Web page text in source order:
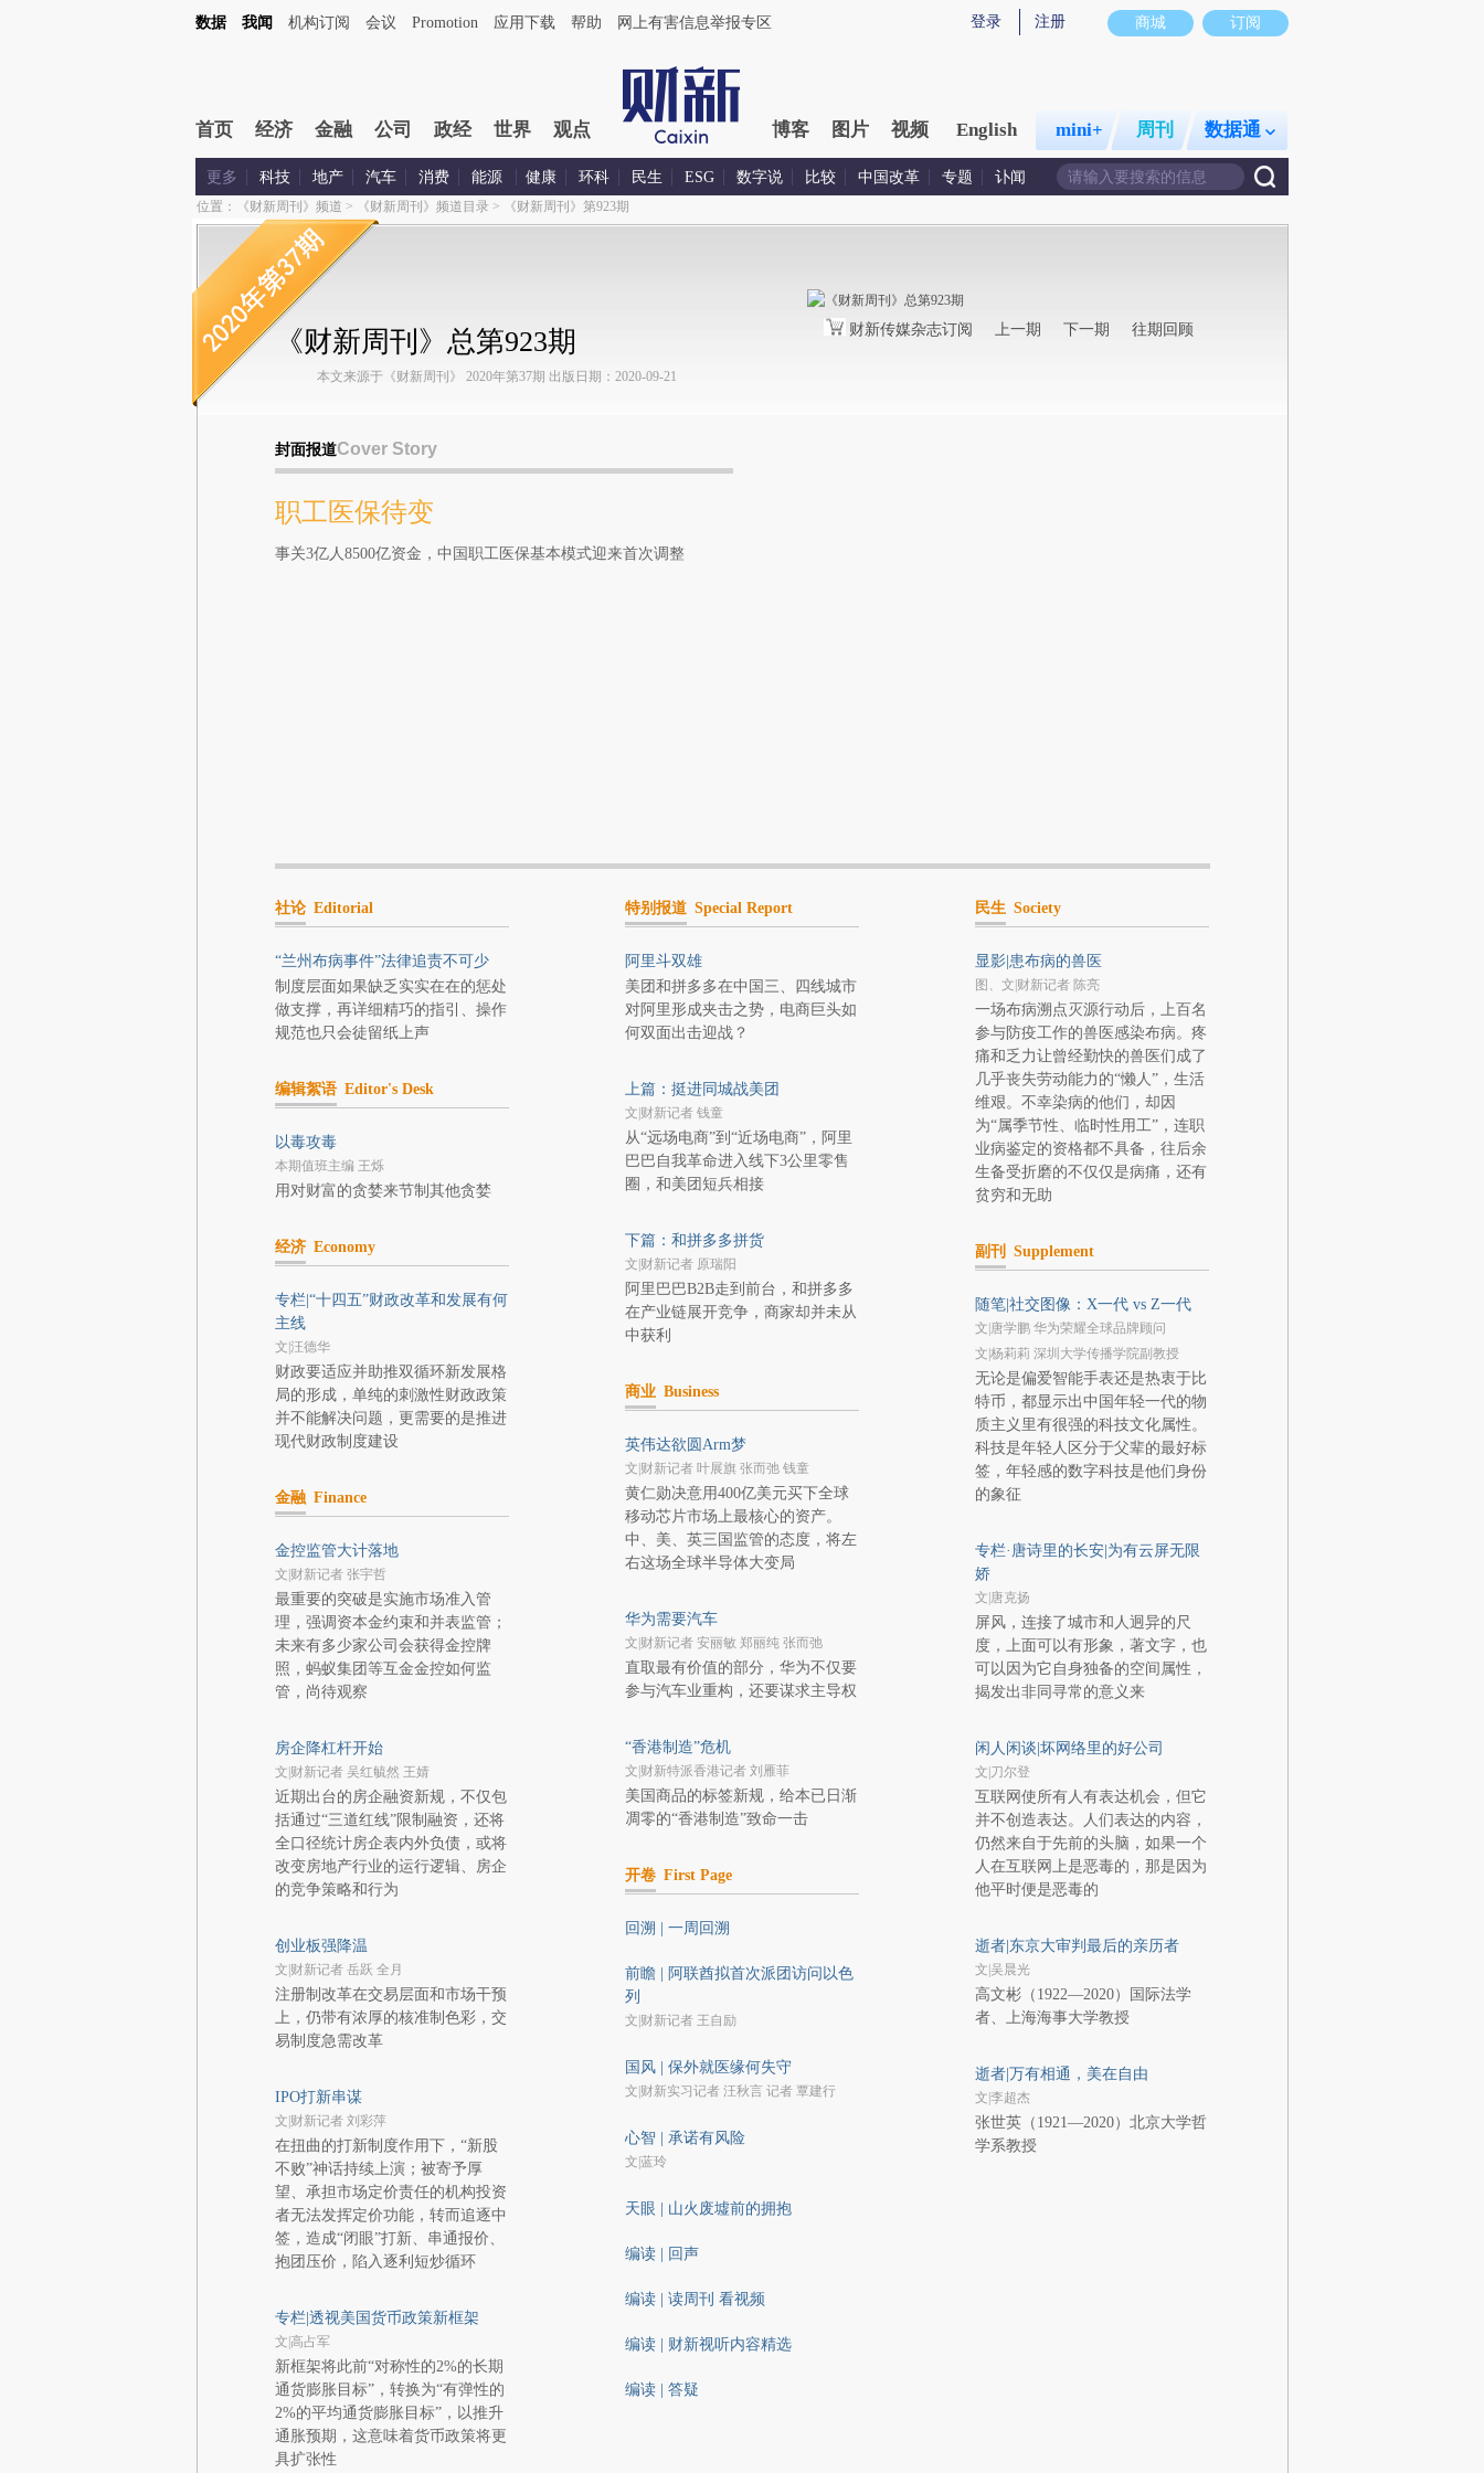
商城 订阅
登录 注册
数据 我闻 机构订阅 会议 Promotion 应用下载 帮助 网上有害信息举报专区
首页 经济 金融 公司 政经 世界 观点 博客 图片 视频 English mini+ 周刊 数据通
更多 科技 地产 汽车 消费 能源 健康 环科 民生 ESG 数字说 比较 中国改革 专题 讣闻
位置： 《财新周刊》频道 > 《财新周刊》频道目录> 《财新周刊》第923期
《财新周刊》总第923期
本文来源于《财新周刊》 2020年第37期 出版日期：2020-09-21
封面报道Cover Story
职工医保待变
事关3亿人8500亿资金，中国职工医保基本模式迎来首次调整
财新传媒杂志订阅 上一期 下一期 往期回顾
社论 Editorial
“兰州布病事件”法律追责不可少
制度层面如果缺乏实实在在的惩处
做支撑，再详细精巧的指引、操作
规范也只会徒留纸上声
编辑絮语 Editor's Desk
以毒攻毒
本期值班主编 王烁
用对财富的贪婪来节制其他贪婪
经济 Economy
专栏|“十四五”财政改革和发展有何
主线
文|汪德华
财政要适应并助推双循环新发展格
局的形成，单纯的刺激性财政政策
并不能解决问题，更需要的是推进
现代财政制度建设
金融 Finance
金控监管大计落地
文|财新记者 张宇哲
最重要的突破是实施市场准入管
理，强调资本金约束和并表监管；
未来有多少家公司会获得金控牌
照，蚂蚁集团等互金金控如何监
管，尚待观察
房企降杠杆开始
文|财新记者 吴红毓然 王婧
近期出台的房企融资新规，不仅包
括通过“三道红线”限制融资，还将
全口径统计房企表内外负债，或将
改变房地产行业的运行逻辑、房企
的竞争策略和行为
创业板强降温
文|财新记者 岳跃 全月
注册制改革在交易层面和市场干预
上，仍带有浓厚的核准制色彩，交
易制度急需改革
IPO打新串谋
文|财新记者 刘彩萍
在扭曲的打新制度作用下，“新股
不败”神话持续上演；被寄予厚
望、承担市场定价责任的机构投资
者无法发挥定价功能，转而追逐中
签，造成“闭眼”打新、串通报价、
抱团压价，陷入逐利短炒循环
专栏|透视美国货币政策新框架
文|高占军
新框架将此前“对称性的2%的长期
通货膨胀目标”，转换为“有弹性的
2%的平均通货膨胀目标”，以推升
通胀预期，这意味着货币政策将更
具扩张性
特别报道 Special Report
阿里斗双雄
美团和拼多多在中国三、四线城市
对阿里形成夹击之势，电商巨头如
何双面出击迎战？
上篇：挺进同城战美团
文|财新记者 钱童
从“远场电商”到“近场电商”，阿里
巴巴自我革命进入线下3公里零售
圈，和美团短兵相接
下篇：和拼多多拼货
文|财新记者 原瑞阳
阿里巴巴B2B走到前台，和拼多多
在产业链展开竞争，商家却并未从
中获利
商业 Business
英伟达欲圆Arm梦
文|财新记者 叶展旗 张而弛 钱童
黄仁勋决意用400亿美元买下全球
移动芯片市场上最核心的资产。
中、美、英三国监管的态度，将左
右这场全球半导体大变局
华为需要汽车
文|财新记者 安丽敏 郑丽纯 张而弛
直取最有价值的部分，华为不仅要
参与汽车业重构，还要谋求主导权
“香港制造”危机
文|财新特派香港记者 刘雁菲
美国商品的标签新规，给本已日渐
凋零的“香港制造”致命一击
开卷 First Page
回溯 | 一周回溯
前瞻 | 阿联酋拟首次派团访问以色
列
文|财新记者 王自励
国风 | 保外就医缘何失守
文|财新实习记者 汪秋言 记者 覃建行
心智 | 承诺有风险
文|蓝玲
天眼 | 山火废墟前的拥抱
编读 | 回声
编读 | 读周刊 看视频
编读 | 财新视听内容精选
编读 | 答疑
民生 Society
显影|患布病的兽医
图、文|财新记者 陈亮
一场布病溯点灭源行动后，上百名
参与防疫工作的兽医感染布病。疼
痛和乏力让曾经勤快的兽医们成了
几乎丧失劳动能力的“懒人”，生活
维艰。不幸染病的他们，却因
为“属季节性、临时性用工”，连职
业病鉴定的资格都不具备，往后余
生备受折磨的不仅仅是病痛，还有
贫穷和无助
副刊 Supplement
随笔|社交图像：X一代 vs Z一代
文|唐学鹏 华为荣耀全球品牌顾问
文|杨莉莉 深圳大学传播学院副教授
无论是偏爱智能手表还是热衷于比
特币，都显示出中国年轻一代的物
质主义里有很强的科技文化属性。
科技是年轻人区分于父辈的最好标
签，年轻感的数字科技是他们身份
的象征
专栏·唐诗里的长安|为有云屏无限
娇
文|唐克扬
屏风，连接了城市和人迥异的尺
度，上面可以有形象，著文字，也
可以因为它自身独备的空间属性，
揭发出非同寻常的意义来
闲人闲谈|坏网络里的好公司
文|刀尔登
互联网使所有人有表达机会，但它
并不创造表达。人们表达的内容，
仍然来自于先前的头脑，如果一个
人在互联网上是恶毒的，那是因为
他平时便是恶毒的
逝者|东京大审判最后的亲历者
文|吴晨光
高文彬（1922—2020）国际法学
者、上海海事大学教授
逝者|万有相通，美在自由
文|李超杰
张世英（1921—2020）北京大学哲
学系教授